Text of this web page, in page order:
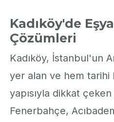
Kadıköy'de
Çözümleri
Kadıköy, İstanbul'un
yer alan ve hem tarihi
yapısıyla dikkat
Fenerbahçe,